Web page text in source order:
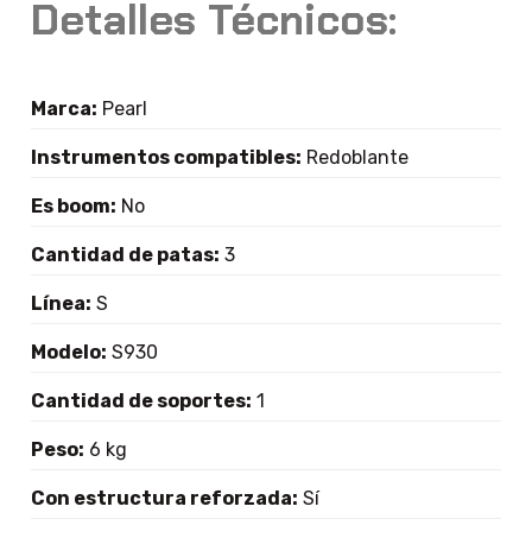
Detalles Técnicos:
Marca: Pearl
Instrumentos compatibles: Redoblante
Es boom: No
Cantidad de patas: 3
Línea: S
Modelo: S930
Cantidad de soportes: 1
Peso: 6 kg
Con estructura reforzada: Sí